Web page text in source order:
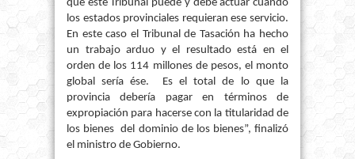
que este Tribunal puede y debe actuar cuando
los estados provinciales requieran ese servicio.
En este caso el Tribunal de Tasación ha hecho
un trabajo arduo y el resultado está en el
orden de los 114 millones de pesos, el monto
global sería ése. Es el total de lo que la
provincia debería pagar en términos de
expropiación para hacerse con la titularidad de
los bienes del dominio de los bienes”, finalizó
el ministro de Gobierno.